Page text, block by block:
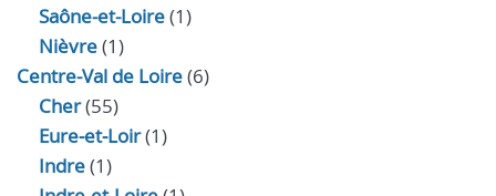
Saône-et-Loire(1)
Nièvre(1)
Centre-Val de Loire(6)
Cher(55)
Eure‑et‑Loir(1)
Indre(1)